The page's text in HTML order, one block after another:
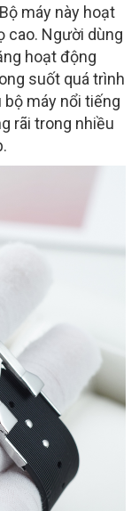
máy này hoạt
cao. Người dùng
hoạt động
suốt quá trình
máy nổi tiếng
rãi trong nhiều